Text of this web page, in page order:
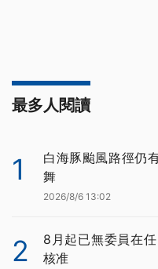
最多人閱讀
1
白海豚颱風路徑仍
舞
2026/8/6 13:02
2
8月起已無委員在
核准